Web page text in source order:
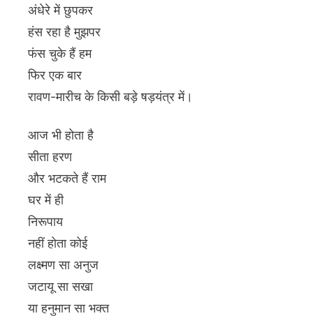
अंधेरे में छुपकर
हंस रहा है मुझपर
फंस चुके हैं हम
फिर एक बार
रावण-मारीच के किसी बड़े षड़यंत्र में।
आज भी होता है
सीता हरण
और भटकते हैं राम
घर में ही
निरूपाय
नहीं होता कोई
लक्ष्मण सा अनुज
जटायू सा सखा
या हनुमान सा भक्त